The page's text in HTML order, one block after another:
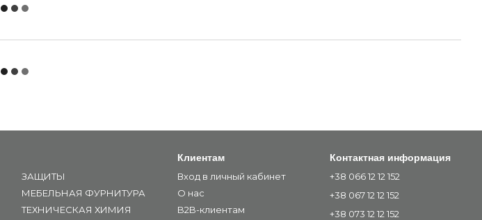
ЗАЩИТЫ
МЕБЕЛЬНАЯ ФУРНИТУРА
ТЕХНИЧЕСКАЯ ХИМИЯ
Клиентам
Вход в личный кабинет
О нас
B2B-клиентам
Контактная информация
+38 066 12 12 152
+38 067 12 12 152
+38 073 12 12 152